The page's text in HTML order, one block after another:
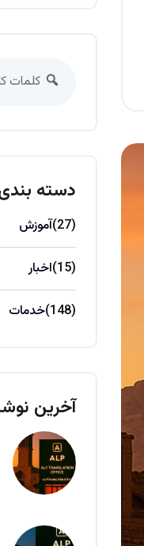
دسته
آموزش (27)
اخبار (15)
خدمات (148)
آخرین